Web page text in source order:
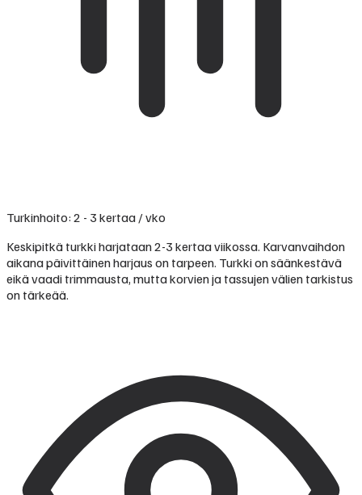
Turkinhoito: 2 - 3 kertaa / vko
Keskipitkä turkki harjataan 2-3 kertaa viikossa. Karvanvaihdon
aikana päivittäinen harjaus on tarpeen. Turkki on säänkestävä
eikä vaadi trimmausta, mutta korvien ja tassujen välien tarkistus
on tärkeää.